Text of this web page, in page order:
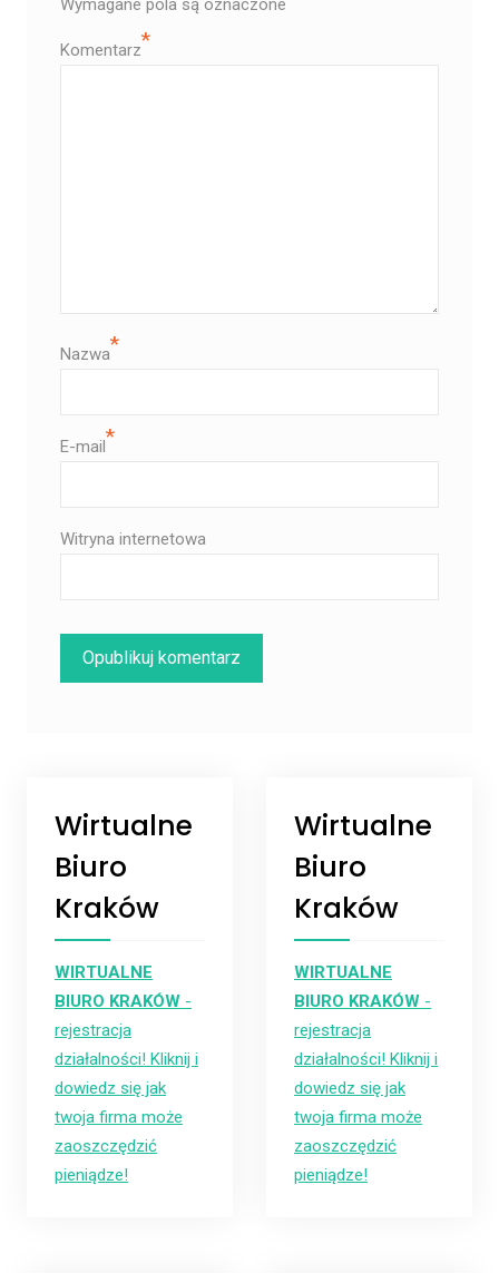
Wymagane pola są oznaczone
Komentarz*
Nazwa*
E-mail *
Witryna internetowa
Wirtualne
Biuro
Kraków
WIRTUALNE
BIURO KRAKÓW -
rejestracja
działalności! Kliknij i
dowiedz się jak
twoja firma może
zaoszczędzić
pieniądze!
Wirtualne
Biuro
Kraków
WIRTUALNE
BIURO KRAKÓW-
rejestracja
działalności! Kliknij i
dowiedz się jak
twoja firma może
zaoszczędzić
pieniądze!